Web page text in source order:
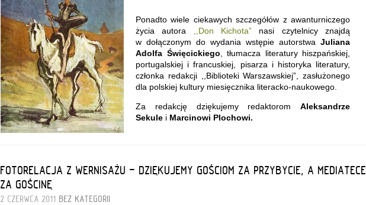
Ponadto wiele ciekawych szczegółów z awanturniczego
życia autora
,,Don Kichota” nasi czytelnicy znajdą
w dołączonym do wydania wstępie autorstwa Juliana
Adolfa Święcickiego , tłumacza literatury hiszpańskiej,
portugalskiej i francuskiej, pisarza i historyka literatury,
członka redakcji ,,Biblioteki Warszawskiej”, zasłużonego
dla polskiej kultury miesięcznika literacko-naukowego.
Za redakcję dziękujemy redaktorom Aleksandrze
Sekule i Marcinowi Plochowi.
FOTORELACJA Z WERNISAŻU - DZIĘKUJEMY GOŚCIOM ZA PRZYBYCIE, A MEDIATECE
ZA GOŚCINĘ
2 CZERWCA 2011 BEZ KATEGORII